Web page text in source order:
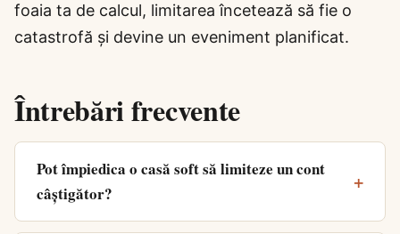
foaia ta de calcul, limitarea încetează să fie o
catastrofă și devine un eveniment planificat.
Întrebări frecvente
Pot împiedica o casă soft să limiteze un cont
câștigător?